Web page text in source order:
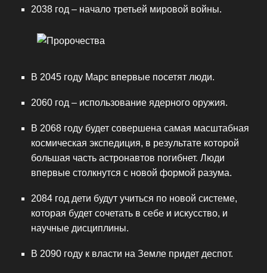
2038 год – начало третьей мировой войны.
В 2045 году Марс впервые посетят люди.
2060 год – использование ядерного оружия.
В 2068 году будет совершена самая масштабная
космическая экспедиция, в результате которой
большая часть астронавтов погибнет. Люди
впервые столкнутся с новой формой разума.
2084 год дети будут учиться по новой системе,
которая будет сочетать в себе и искусство, и
научные дисциплины.
В 2090 году к власти на Земле придет деспот.